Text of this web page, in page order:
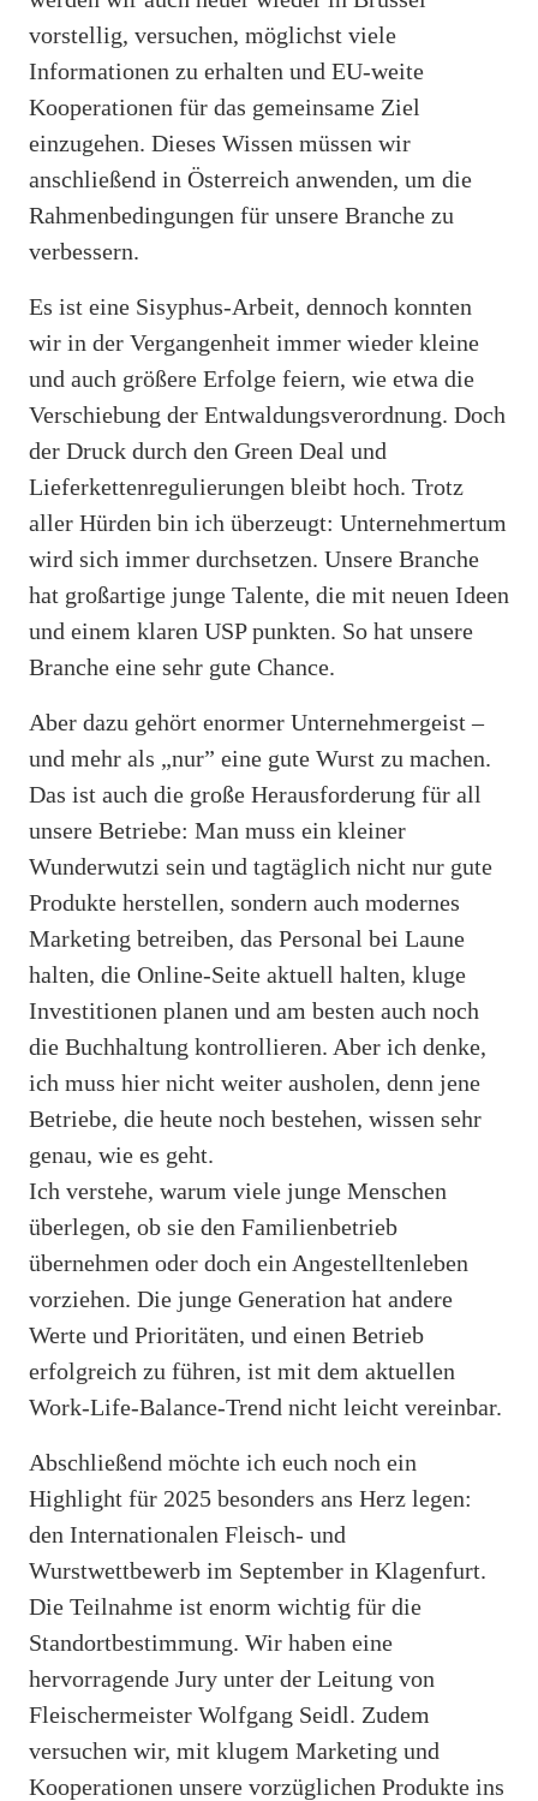
vorstellig, versuchen, möglichst viele
Informationen zu erhalten und EU-weite
Kooperationen für das gemeinsame Ziel
einzugehen. Dieses Wissen müssen wir
anschließend in Österreich anwenden, um die
Rahmenbedingungen für unsere Branche zu
verbessern.
Es ist eine Sisyphus-Arbeit, dennoch konnten
wir in der Vergangenheit immer wieder kleine
und auch größere Erfolge feiern, wie etwa die
Verschiebung der Entwaldungsverordnung. Doch
der Druck durch den Green Deal und
Lieferkettenregulierungen bleibt hoch. Trotz
aller Hürden bin ich überzeugt: Unternehmertum
wird sich immer durchsetzen. Unsere Branche
hat großartige junge Talente, die mit neuen Ideen
und einem klaren USP punkten. So hat unsere
Branche eine sehr gute Chance.
Aber dazu gehört enormer Unternehmergeist –
und mehr als „nur” eine gute Wurst zu machen.
Das ist auch die große Herausforderung für all
unsere Betriebe: Man muss ein kleiner
Wunderwutzi sein und tagtäglich nicht nur gute
Produkte herstellen, sondern auch modernes
Marketing betreiben, das Personal bei Laune
halten, die Online-Seite aktuell halten, kluge
Investitionen planen und am besten auch noch
die Buchhaltung kontrollieren. Aber ich denke,
ich muss hier nicht weiter ausholen, denn jene
Betriebe, die heute noch bestehen, wissen sehr
genau, wie es geht.
Ich verstehe, warum viele junge Menschen
überlegen, ob sie den Familienbetrieb
übernehmen oder doch ein Angestelltenleben
vorziehen. Die junge Generation hat andere
Werte und Prioritäten, und einen Betrieb
erfolgreich zu führen, ist mit dem aktuellen
Work-Life-Balance-Trend nicht leicht vereinbar.
Abschließend möchte ich euch noch ein
Highlight für 2025 besonders ans Herz legen:
den Internationalen Fleisch- und
Wurstwettbewerb im September in Klagenfurt.
Die Teilnahme ist enorm wichtig für die
Standortbestimmung. Wir haben eine
hervorragende Jury unter der Leitung von
Fleischermeister Wolfgang Seidl. Zudem
versuchen wir, mit klugem Marketing und
Kooperationen unsere vorzüglichen Produkte ins